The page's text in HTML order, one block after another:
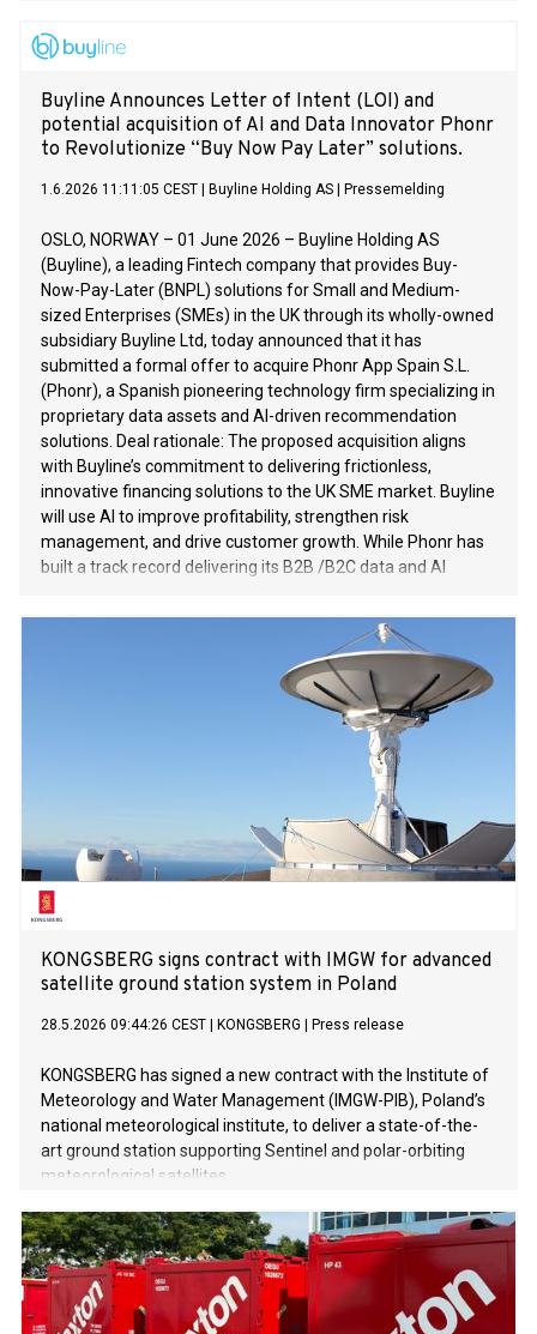
Buyline Announces Letter of Intent (LOI) and
potential acquisition of AI and Data Innovator Phonr
to Revolutionize “Buy Now Pay Later” solutions.
1.6.2026 11:11:05 CEST Buyline Holding AS Pressemelding
OSLO, NORWAY – 01 June 2026 – Buyline Holding AS
(Buyline), a leading Fintech company that provides Buy-
Now-Pay-Later (BNPL) solutions for Small and Medium-
sized Enterprises (SMEs) in the UK through its wholly-owned
subsidiary Buyline Ltd, today announced that it has
submitted a formal offer to acquire Phonr App Spain S.L.
(Phonr), a Spanish pioneering technology firm specializing in
proprietary data assets and AI-driven recommendation
solutions. Deal rationale: The proposed acquisition aligns
with Buyline’s commitment to delivering frictionless,
innovative financing solutions to the UK SME market. Buyline
will use AI to improve profitability, strengthen risk
management, and drive customer growth. While Phonr has
built a track record delivering its B2B /B2C data and AI
core technology is highly adaptable to other industries.
Through this transaction, Buyline will integrate Phonr’s
technological framework into its own platform
KONGSBERG signs contract with IMGW for advanced
satellite ground station system in Poland
28.5.2026 09:44:26 CEST KONGSBERG Press release
KONGSBERG has signed a new contract with the Institute of
Meteorology and Water Management (IMGW-PIB), Poland’s
national meteorological institute, to deliver a state-of-the-
art ground station supporting Sentinel and polar-orbiting
meteorological satellites.